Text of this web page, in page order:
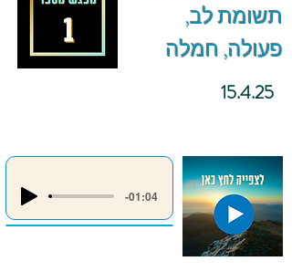
תשומת לב,
פעולה, חמלה
15.4.25
-01:04